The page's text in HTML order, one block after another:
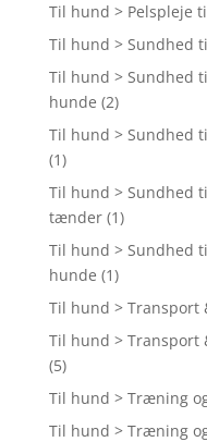
Til hund > Pelspleje
Til hund > Sundhed
Til hund > Sundhed
hunde (2)
Til hund > Sundhed
(1)
Til hund > Sundhed
tænder (1)
Til hund > Sundhed
hunde (1)
Til hund > Transport
Til hund > Transport
(5)
Til hund > Træning
Til hund > Træning